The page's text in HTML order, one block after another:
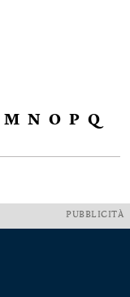
M N O P Q
PUBBLICITÀ